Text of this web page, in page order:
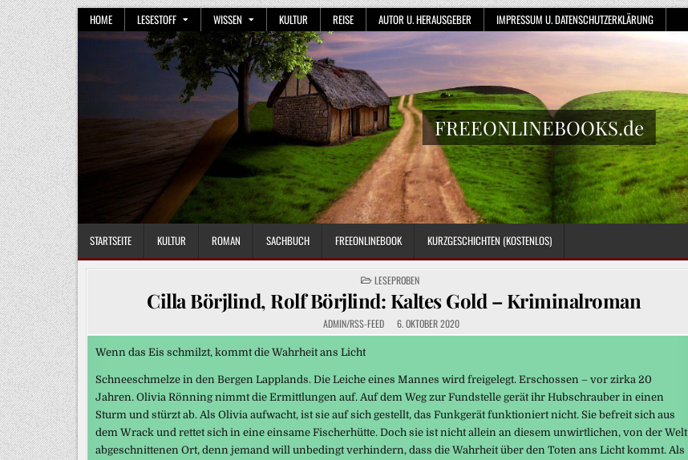
Skip
to
content
HOME LESESTOFF WISSEN KULTUR REISE AUTOR U. HERAUSGEBER IMPRESSUM U. DATENSCHUTZERKLÄRUNG
FREEONLINEBOOKS.de
STARTSEITE KULTUR ROMAN SACHBUCH FREEONLINEBOOK KURZGESCHICHTEN (KOSTENLOS)
POSTED
IN
LESEPROBEN
Cilla Börjlind, Rolf Börjlind: Kaltes Gold – Kriminalroman
ADMIN/RSS-FEED 6. OKTOBER 2020
Wenn das Eis schmilzt, kommt die Wahrheit ans Licht
Schneeschmelze in den Bergen Lapplands. Die Leiche eines Mannes wird freigelegt. Erschossen – vor zirka 20
Jahren. Olivia Rönning nimmt die Ermittlungen auf. Auf dem Weg zur Fundstelle gerät ihr Hubschrauber in einen
Sturm und stürzt ab. Als Olivia aufwacht, ist sie auf sich gestellt, das Funkgerät funktioniert nicht. Sie befreit sich aus
dem Wrack und rettet sich in eine einsame Fischerhütte. Doch sie ist nicht allein an diesem unwirtlichen, von der Welt
abgeschnittenen Ort, denn jemand will unbedingt verhindern, dass die Wahrheit über den Toten ans Licht kommt. Als